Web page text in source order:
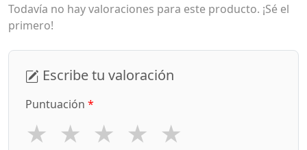
Todavía no hay valoraciones para este producto. ¡Sé el
primero!
Escribe tu valoración
Puntuación *
★ ★ ★ ★ ★